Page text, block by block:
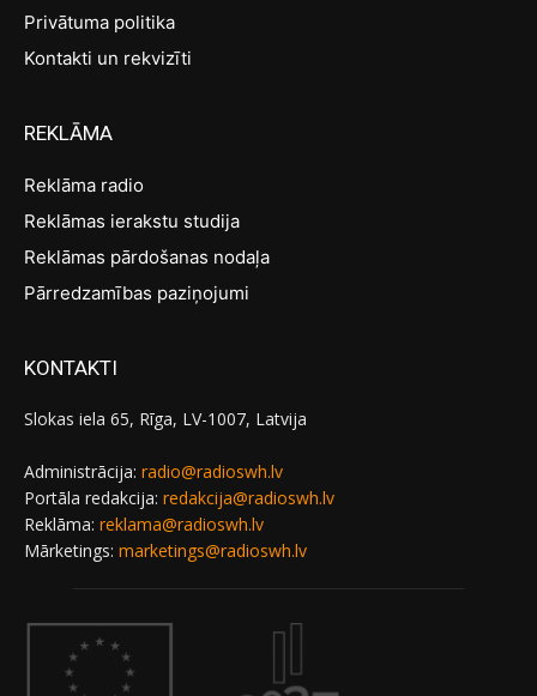
Privātuma politika
Kontakti un rekvizīti
REKLĀMA
Reklāma radio
Reklāmas ierakstu studija
Reklāmas pārdošanas nodaļa
Pārredzamības paziņojumi
KONTAKTI
Slokas iela 65, Rīga, LV-1007, Latvija
Administrācija: radio@radioswh.lv
Portāla redakcija: redakcija@radioswh.lv
Reklāma: reklama@radioswh.lv
Mārketings: marketings@radioswh.lv